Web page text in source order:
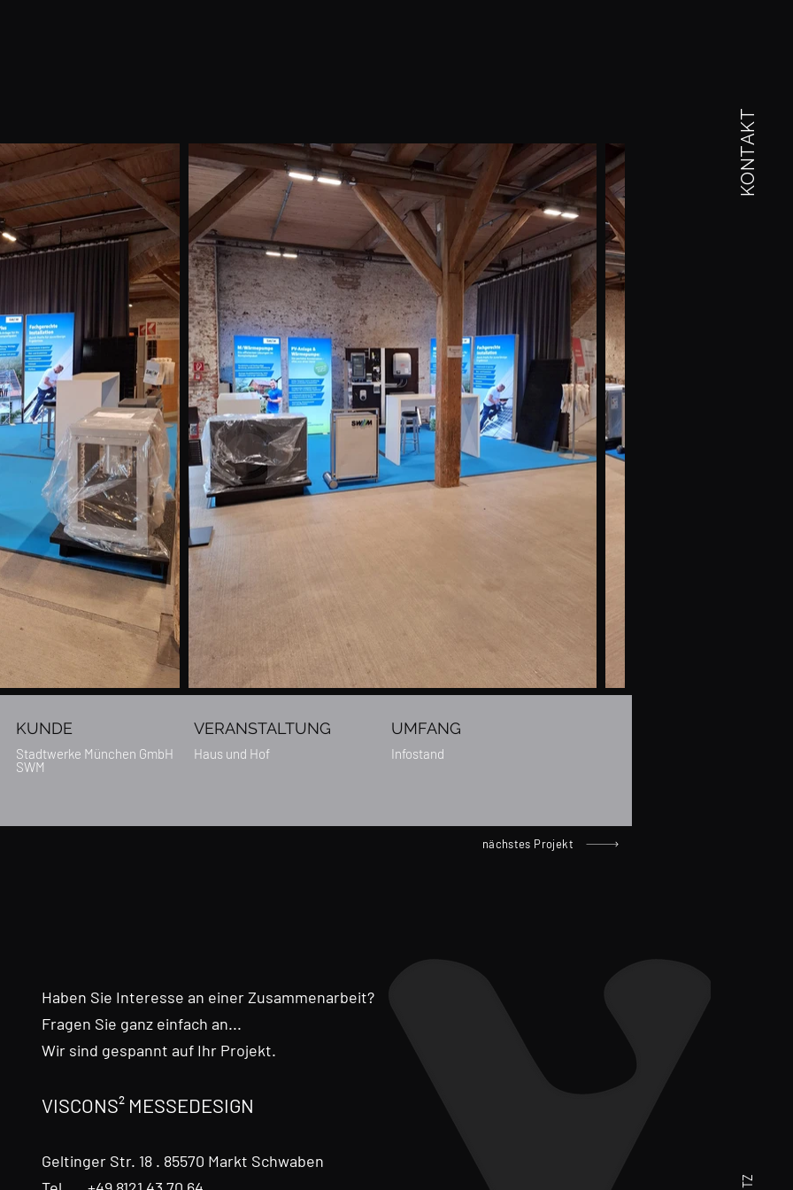
KONTAKT
KUNDE
Stadtwerke München GmbH
SWM
VERANSTALTUNG
Haus und Hof
UMFANG
Infostand
nächstes Projekt
Haben Sie Interesse an einer Zusammenarbeit?
Fragen Sie ganz einfach an...
Wir sind gespannt auf Ihr Projekt.
VISCONS² MESSEDESIGN
Geltinger Str. 18 . 85570 Markt Schwaben